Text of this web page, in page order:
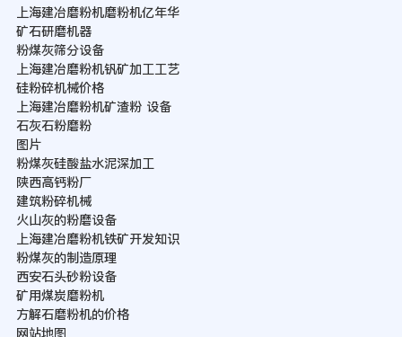
上海建冶磨粉机磨粉机亿年华
矿石研磨机器
粉煤灰筛分设备
上海建冶磨粉机钒矿加工工艺
硅粉碎机械价格
上海建冶磨粉机矿渣粉 设备
石灰石粉磨粉
图片
粉煤灰硅酸盐水泥深加工
陕西高钙粉厂
建筑粉碎机械
火山灰的粉磨设备
上海建冶磨粉机铁矿开发知识
粉煤灰的制造原理
西安石头砂粉设备
矿用煤炭磨粉机
方解石磨粉机的价格
网站地图